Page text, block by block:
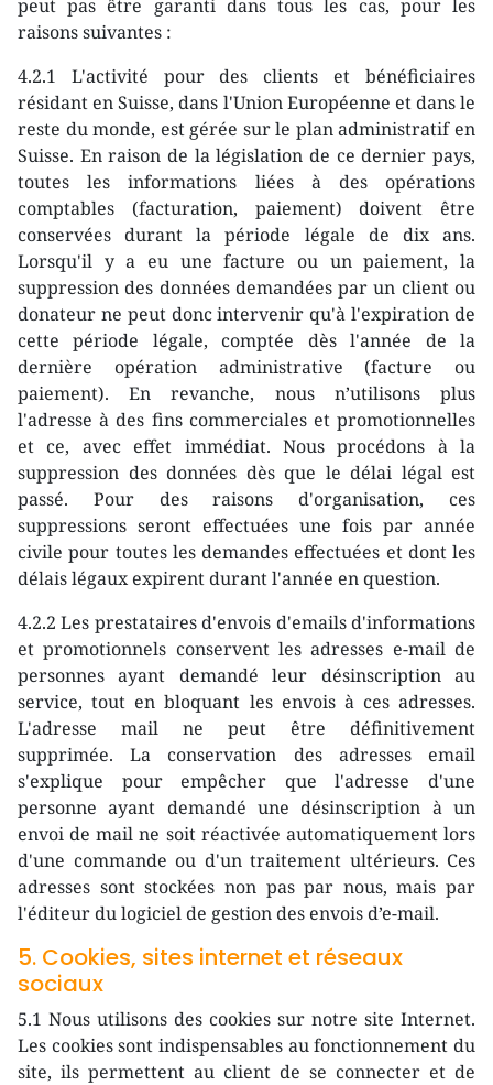
peut pas être garanti dans tous les cas, pour les
raisons suivantes :
4.2.1 L'activité pour des clients et bénéficiaires
résidant en Suisse, dans l'Union Européenne et dans le
reste du monde, est gérée sur le plan administratif en
Suisse. En raison de la législation de ce dernier pays,
toutes les informations liées à des opérations
comptables (facturation, paiement) doivent être
conservées durant la période légale de dix ans.
Lorsqu'il y a eu une facture ou un paiement, la
suppression des données demandées par un client ou
donateur ne peut donc intervenir qu'à l'expiration de
cette période légale, comptée dès l'année de la
dernière opération administrative (facture ou
paiement). En revanche, nous n’utilisons plus
l'adresse à des fins commerciales et promotionnelles
et ce, avec effet immédiat. Nous procédons à la
suppression des données dès que le délai légal est
passé. Pour des raisons d'organisation, ces
suppressions seront effectuées une fois par année
civile pour toutes les demandes effectuées et dont les
délais légaux expirent durant l'année en question.
4.2.2 Les prestataires d'envois d'emails d'informations
et promotionnels conservent les adresses e-mail de
personnes ayant demandé leur désinscription au
service, tout en bloquant les envois à ces adresses.
L'adresse mail ne peut être définitivement
supprimée. La conservation des adresses email
s'explique pour empêcher que l'adresse d'une
personne ayant demandé une désinscription à un
envoi de mail ne soit réactivée automatiquement lors
d'une commande ou d'un traitement ultérieurs. Ces
adresses sont stockées non pas par nous, mais par
l'éditeur du logiciel de gestion des envois d’e-mail.
5. Cookies, sites internet et réseaux
sociaux
5.1 Nous utilisons des cookies sur notre site Internet.
Les cookies sont indispensables au fonctionnement du
site, ils permettent au client de se connecter et de